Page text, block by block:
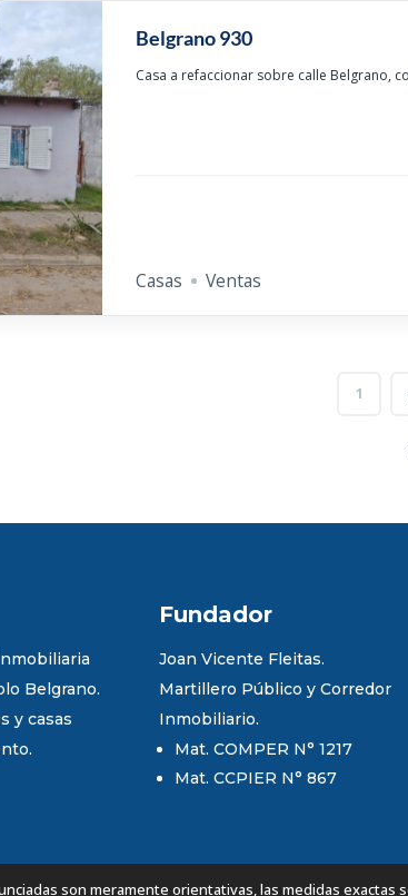
Belgrano 930
Casa a refaccionar sobre calle Belgrano,
Casas Ventas
1
Belgrano.
y casas
Fundador
Joan Vicente Fleitas.
Martillero Público y Corredor
Inmobiliario.
Mat. COMPER N° 1217
Mat. CCPIER N° 867
son meramente orientativas, las medidas